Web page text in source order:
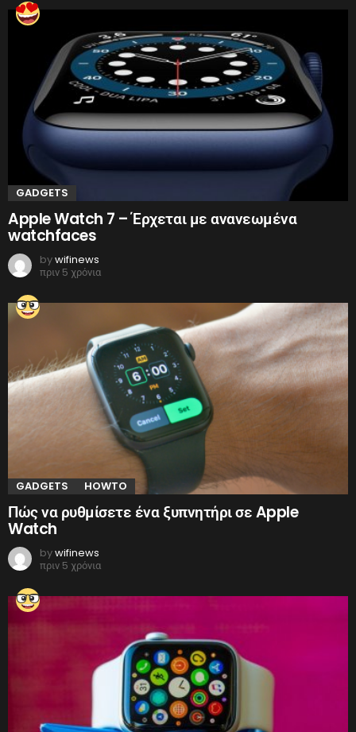
GADGETS
Apple Watch 7 – Έρχεται με ανανεωμένα
watchfaces
bywifinews
πριν 5 χρόνια
GADGETS HOWTO
Πώς να ρυθμίσετε ένα ξυπνητήρι σε Apple
Watch
bywifinews
πριν 5 χρόνια